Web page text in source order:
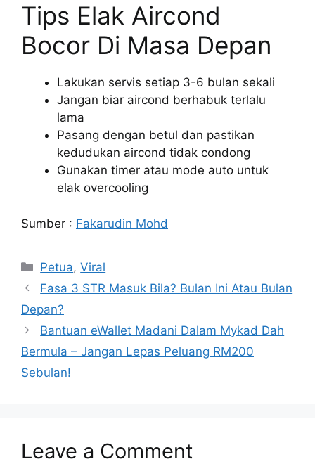
Tips Elak Aircond
Bocor Di Masa Depan
Lakukan servis setiap 3-6 bulan sekali
Jangan biar aircond berhabuk terlalu
lama
Pasang dengan betul dan pastikan
kedudukan aircond tidak condong
Gunakan timer atau mode auto untuk
elak overcooling
Sumber : Fakarudin Mohd
Categories
Petua,Viral
Fasa 3 STR Masuk Bila? Bulan Ini Atau Bulan
Depan?
Bantuan eWallet Madani Dalam Mykad Dah
Bermula – Jangan Lepas Peluang RM200
Sebulan!
Leave a Comment